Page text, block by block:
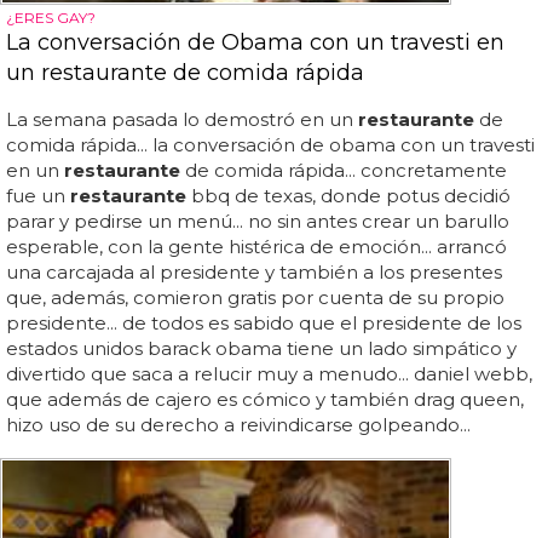
¿ERES GAY?
La conversación de Obama con un travesti en
un restaurante de comida rápida
La semana pasada lo demostró en un restaurante de
comida rápida... la conversación de obama con un travesti
en un restaurante de comida rápida... concretamente
fue un restaurante bbq de texas, donde potus decidió
parar y pedirse un menú... no sin antes crear un barullo
esperable, con la gente histérica de emoción... arrancó
una carcajada al presidente y también a los presentes
que, además, comieron gratis por cuenta de su propio
presidente... de todos es sabido que el presidente de los
estados unidos barack obama tiene un lado simpático y
divertido que saca a relucir muy a menudo... daniel webb,
que además de cajero es cómico y también drag queen,
hizo uso de su derecho a reivindicarse golpeando...